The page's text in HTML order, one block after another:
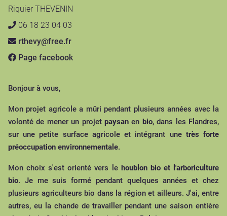
Riquier THEVENIN
06 18 23 04 03
rthevy@free.fr
Page facebook
Bonjour à vous,
Mon projet agricole a mûri pendant plusieurs années avec la
volonté de mener un projet paysan en bio, dans les Flandres,
sur une petite surface agricole et intégrant une très forte
préoccupation environnementale.
Mon choix s'est orienté vers le houblon bio et l'arboriculture
bio. Je me suis formé pendant quelques années et chez
plusieurs agriculteurs bio dans la région et ailleurs. J'ai, entre
autres, eu la chande de travailler pendant une saison entière